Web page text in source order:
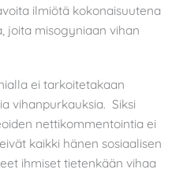
ilmiötä kokonaisuutena
joita misogyniaan vihan
ei tarkoitetakaan
vihanpurkauksia. Siksi
nettikommentointia ei
kaikki hänen sosiaalisen
ihmiset tietenkään vihaa